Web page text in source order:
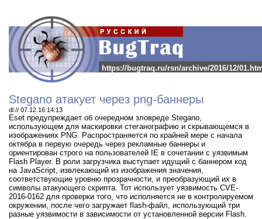
https://bugtraq.ru/rsn/archive/2016/12/
Stegano атакует через png-баннеры
dl // 07.12.16 14:13
Eset предупреждает об очередном зловреде Stegano,
использующем для маскировки стеганографию и скрывающемся в
изображениях PNG. Распространяется по крайней мере с начала
октябра в первую очередь через рекламные баннеры и
ориентирован строго на пользователей IE в сочетании с уязвимым
Flash Player. В роли загрузчика выступает идущий с баннером код
на JavaScript, извлекающий из изображения значения,
соответствующие уровню прозрачности, и преобразующий их в
символы атакующего скрипта. Тот использует уязвимость CVE-
2016-0162 для проверки того, что исполняется не в контролируемом
окружении, после чего загружает flash-файл, использующий три
разные уязвимости в зависимости от установленной версии Flash.